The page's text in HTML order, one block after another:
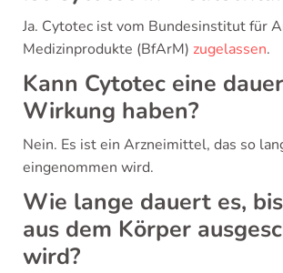
Ja. Cytotec ist vom Bundesinstitut für
Medizinprodukte (BfArM) zugelassen.
Kann Cytotec eine
Wirkung haben?
Nein. Es ist ein Arzneimittel, das so
eingenommen wird.
Wie lange dauert es,
aus dem Körper
wird?